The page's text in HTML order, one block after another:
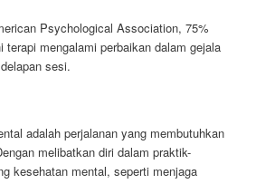
Psychological Association, 75%
terapi mengalami perbaikan dalam gejala
sesi.
adalah perjalanan yang membutuhkan
melibatkan diri dalam praktik-
kesehatan mental, seperti menjaga